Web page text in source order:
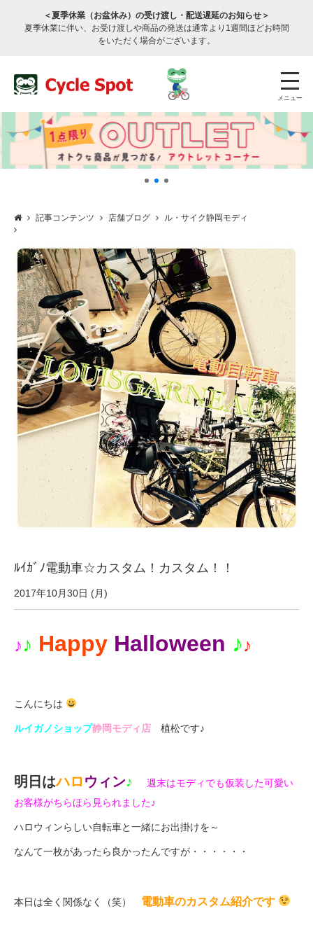
＜夏季休業（お盆休み）の受け渡し・配送遅延のお知らせ＞
夏季休業に伴い、お受け渡しや商品の発送は通常より1週間ほどお時間
をいただく場合がございます。
メニュー
サービスのご案内
サービス全般
修理・メンテナンス工賃
盗難保証
SpotMateログイン
オリジナル自転車
Norwayシリーズ
eVita
特集
メディア
求人情報
記事コンテンツ 店舗ブログ ル・サイク静岡モディ
ﾙｲｶﾞﾉ電動車☆カスタム！カスタム！！
2017年10月30日 (月)
♪♪ Happy Halloween ♪♪
こんにちは
ルイガノショップ静岡モディ店 植松です♪
明日はハロ ウィン♪
週末はモディでも仮装した可愛い
お客様がちらほら見られました♪
ハロウィンらしい自転車と一緒にお出掛けを～
なんて一枚があったら良かったんですが・・・・・・
本日は全く関係なく（笑） 電動車のカスタム紹介です